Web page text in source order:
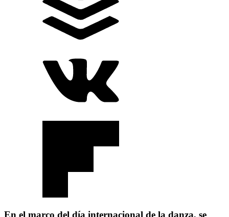
En el marco del día internacional de la danza, se